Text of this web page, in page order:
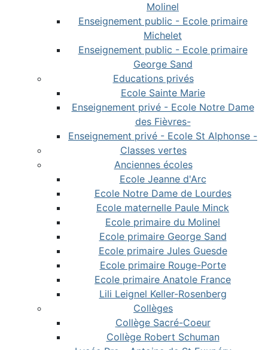
Molinel
Enseignement public - Ecole primaire
Michelet
Enseignement public - Ecole primaire
George Sand
Educations privés
Ecole Sainte Marie
Enseignement privé - Ecole Notre Dame
des Fièvres-
Enseignement privé - Ecole St Alphonse -
Classes vertes
Anciennes écoles
Ecole Jeanne d'Arc
Ecole Notre Dame de Lourdes
Ecole maternelle Paule Minck
Ecole primaire du Molinel
Ecole primaire George Sand
Ecole primaire Jules Guesde
Ecole primaire Rouge-Porte
Ecole primaire Anatole France
Lili Leignel Keller-Rosenberg
Collèges
Collège Sacré-Coeur
Collège Robert Schuman